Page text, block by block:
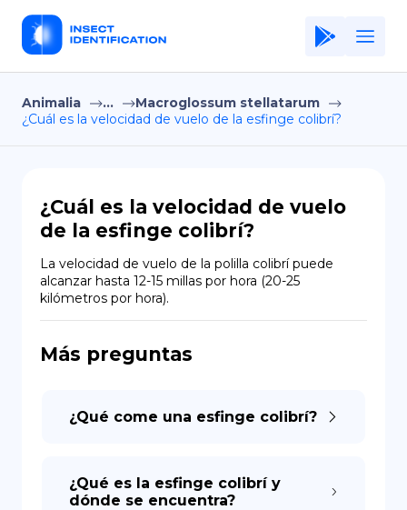
Home
Application
Terms of Use
Privacy Policy
ES
Copiright © Niro ID
Animalia ...
Macroglossum stellatarum
¿Cuál es la velocidad de vuelo de la esfinge colibrí?
¿Cuál es la velocidad de vuelo
de la esfinge colibrí?
La velocidad de vuelo de la polilla colibrí puede
alcanzar hasta 12-15 millas por hora (20-25
kilómetros por hora).
Más preguntas
¿Qué come una esfinge colibrí?
¿Qué es la esfinge colibrí y
dónde se encuentra?